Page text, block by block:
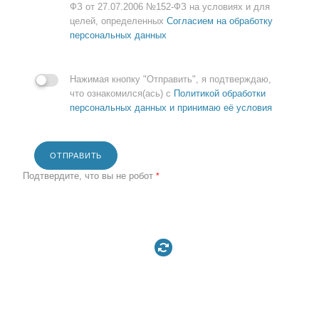
ФЗ от 27.07.2006 №152-ФЗ на условиях и для
целей, определенных Согласием на обработку
персональных данных
Нажимая кнопку "Отправить", я подтверждаю,
что ознакомился(ась) с Политикой обработки
персональных данных и принимаю её условия
ОТПРАВИТЬ
Подтвердите, что вы не робот *